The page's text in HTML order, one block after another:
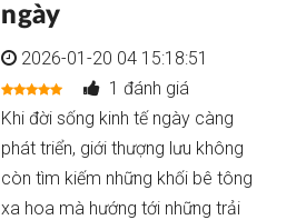
ngày
2026-01-20 04 15:18:51
1 đánh giá
Khi đời sống kinh tế ngày càng
phát triển, giới thượng lưu không
còn tìm kiếm những khối bê tông
xa hoa mà hướng tới những trải